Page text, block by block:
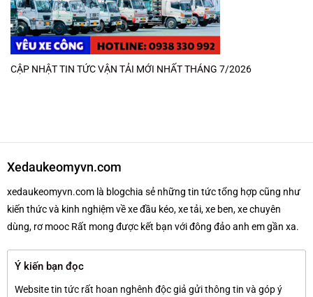
CẬP NHẬT TIN TỨC VẬN TẢI MỚI NHẤT THÁNG 7/2026
Xedaukeomyvn.com
xedaukeomyvn.com là blogchia sẻ những tin tức tổng hợp cũng như
kiến thức và kinh nghiệm về xe đầu kéo, xe tải, xe ben, xe chuyên
dùng, rơ mooc Rất mong được kết bạn với đông đảo anh em gần xa.
Ý kiến bạn đọc
Website tin tức rất hoan nghênh độc giả gửi thông tin và góp ý